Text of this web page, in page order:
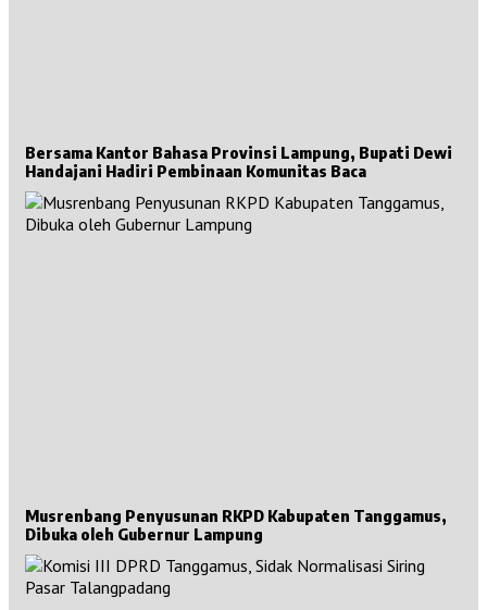
Bersama Kantor Bahasa Provinsi Lampung, Bupati Dewi
Handajani Hadiri Pembinaan Komunitas Baca
Musrenbang Penyusunan RKPD Kabupaten Tanggamus,
Dibuka oleh Gubernur Lampung